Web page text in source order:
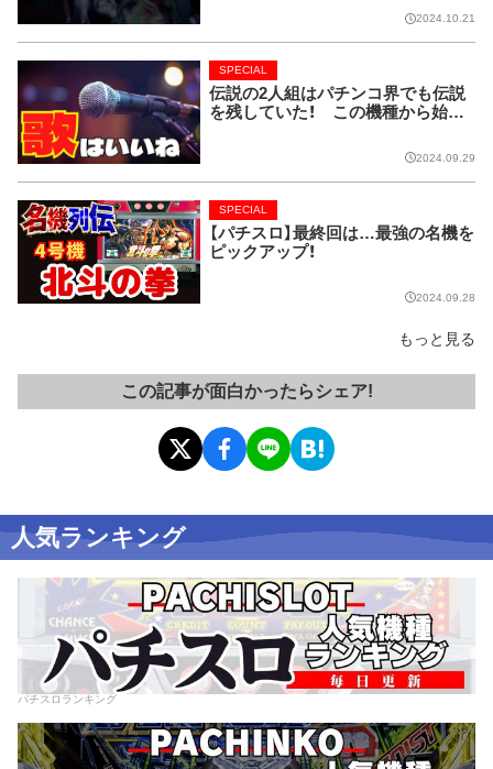
2024.10.21
伝説の2人組はパチンコ界でも伝説
を残していた！ この機種から始ま
SPECIAL
2024.09.29
【パチスロ】最終回は…最強の名機を
ピックアップ！
SPECIAL
2024.09.28
もっと見る
この記事が面白かったらシェア!
人気ランキング
パチスロランキング